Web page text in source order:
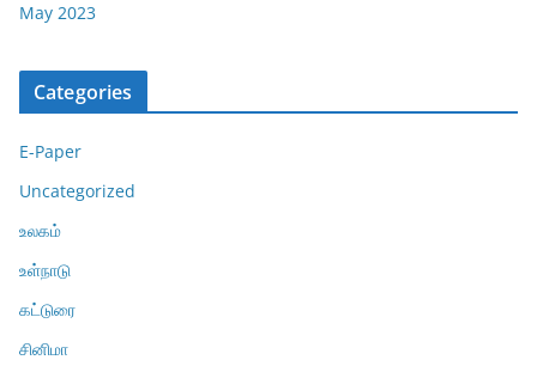
May 2023
Categories
E-Paper
Uncategorized
உலகம்
உள்நாடு
கட்டுரை
சினிமா